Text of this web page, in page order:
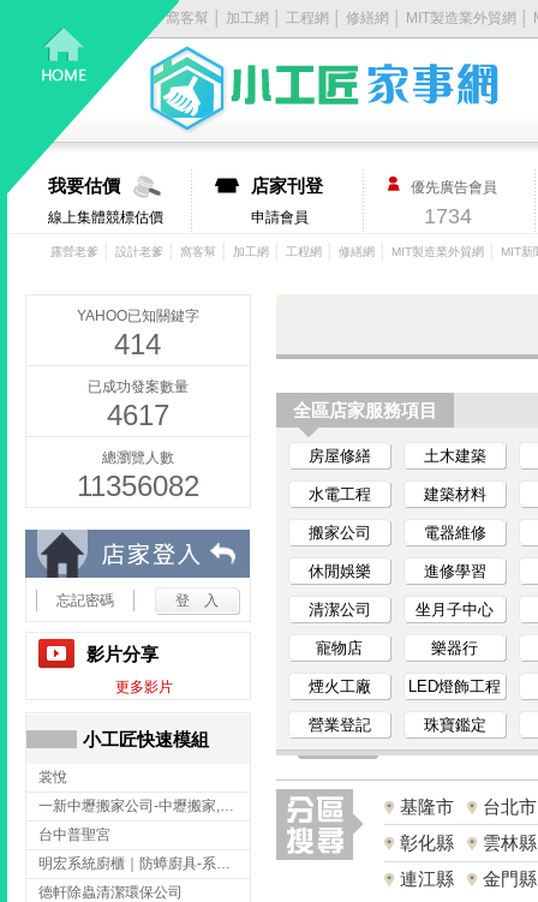
居
家
大
小
事，
找
它
有
丿
步-
小
匠
家
事
│窩客幫 加工網 工程網 修繕網 MIT製造業外貿網
我要估價
線上集體競標估價
店家刊登
申請會員
優先廣告會員
1734
露營老爹 設計老爹 窩客幫 加工網│ 工程網│ 修繕網│ MIT製造業外貿網│ MIT新
YAHOO已知關鍵字
414
已成功發案數量
4617
總瀏覽人數
11356082
忘記密碼
影片分享
更多影片
小工匠快速模組
裳悅
一新中壢搬家公司-中壢搬家,中壢搬家公司推薦,桃園搬家推薦,桃園搬家公司
台中普聖宮
明宏系統廚櫃｜防蟑廚具-系統廚櫃安裝,台中系統廚櫃安裝,彰化系統廚櫃安裝,台南系統廚櫃安裝,台中防蟑
德軒除蟲清潔環保公司
全區店家服務項目
房屋修繕 土木建築
水電工程 建築材料
搬家公司 電器維修
休閒娛樂 進修學習
清潔公司 坐月子中心
寵物店 樂器行
煙火工廠 LED燈飾工程
營業登記 珠寶鑑定
基隆市
台北市
彰化縣
雲林縣
連江縣
金門縣